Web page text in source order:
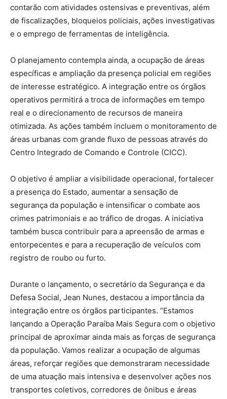
contarão com atividades ostensivas e preventivas, além
de fiscalizações, bloqueios policiais, ações investigativas
e o emprego de ferramentas de inteligência.
O planejamento contempla ainda, a ocupação de áreas
específicas e ampliação da presença policial em regiões
de interesse estratégico. A integração entre os órgãos
operativos permitirá a troca de informações em tempo
real e o direcionamento de recursos de maneira
otimizada. As ações também incluem o monitoramento de
áreas urbanas com grande fluxo de pessoas através do
Centro Integrado de Comando e Controle (CICC).
O objetivo é ampliar a visibilidade operacional, fortalecer
a presença do Estado, aumentar a sensação de
segurança da população e intensificar o combate aos
crimes patrimoniais e ao tráfico de drogas. A iniciativa
também busca contribuir para a apreensão de armas e
entorpecentes e para a recuperação de veículos com
registro de roubo ou furto.
Durante o lançamento, o secretário da Segurança e da
Defesa Social, Jean Nunes, destacou a importância da
integração entre os órgãos participantes. “Estamos
lançando a Operação Paraíba Mais Segura com o objetivo
principal de aproximar ainda mais as forças de segurança
da população. Vamos realizar a ocupação de algumas
áreas, reforçar regiões que demonstraram necessidade
de uma atuação mais intensiva e desenvolver ações nos
transportes coletivos, corredores de ônibus e áreas